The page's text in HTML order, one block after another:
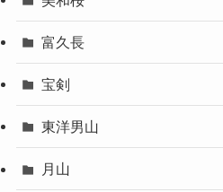
富久長
宝剣
東洋男山
月山